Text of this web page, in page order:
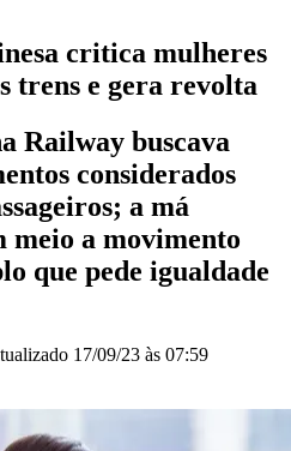
critica mulheres
trens e gera revolta
Railway buscava
considerados
a má
meio a movimento
que pede igualdade
17/09/23 às 07:59